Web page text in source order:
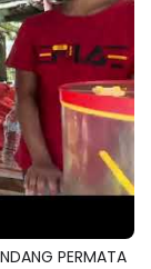
PERMATA